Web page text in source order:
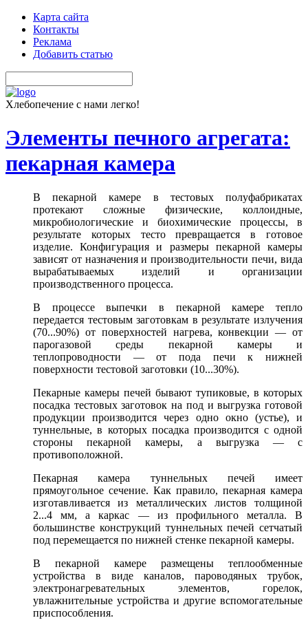
Карта сайта
Контакты
Реклама
Добавить статью
Хлебопечение с нами легко!
Элементы печного агрегата:
пекарная камера
В пекарной камере в тестовых полуфабрикатах
протекают сложные физические, коллоидные,
микробиологические и биохимические процессы, в
результате которых тесто превращается в готовое
изделие. Конфигурация и размеры пекарной камеры
зависят от назначения и производительности печи, вида
вырабатываемых изделий и организации
производственного процесса.
В процессе выпечки в пекарной камере тепло
передается тестовым заготовкам в результате излучения
(70...90%) от поверхностей нагрева, конвекции — от
парогазовой среды пекарной камеры и
теплопроводности — от пода печи к нижней
поверхности тестовой заготовки (10...30%).
Пекарные камеры печей бывают тупиковые, в которых
посадка тестовых заготовок на под и выгрузка готовой
продукции производится через одно окно (устье), и
туннельные, в которых посадка производится с одной
стороны пекарной камеры, а выгрузка — с
противоположной.
Пекарная камера туннельных печей имеет
прямоугольное сечение. Как правило, пекарная камера
изготавливается из металлических листов толщиной
2...4 мм, а каркас — из профильного металла. В
большинстве конструкций туннельных печей сетчатый
под перемещается по нижней стенке пекарной камеры.
В пекарной камере размещены теплообменные
устройства в виде каналов, пароводяных трубок,
электронагревательных элементов, горелок,
увлажнительные устройства и другие вспомогательные
приспособления.